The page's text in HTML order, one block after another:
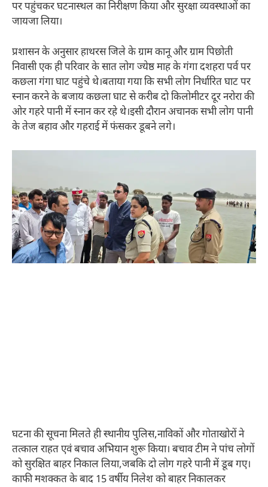
पर पहुंचकर घटनास्थल का निरीक्षण किया और सुरक्षा व्यवस्थाओं का
जायजा लिया।
प्रशासन के अनुसार हाथरस जिले के ग्राम कानू और ग्राम पिछोती
निवासी एक ही परिवार के सात लोग ज्येष्ठ माह के गंगा दशहरा पर्व पर
कछला गंगा घाट पहुंचे थे।बताया गया कि सभी लोग निर्धारित घाट पर
स्नान करने के बजाय कछला घाट से करीब दो किलोमीटर दूर नरोरा की
ओर गहरे पानी में स्नान कर रहे थे।इसी दौरान अचानक सभी लोग पानी
के तेज बहाव और गहराई में फंसकर डूबने लगे।
घटना की सूचना मिलते ही स्थानीय पुलिस,नाविकों और गोताखोरों ने
तत्काल राहत एवं बचाव अभियान शुरू किया। बचाव टीम ने पांच लोगों
को सुरक्षित बाहर निकाल लिया,जबकि दो लोग गहरे पानी में डूब गए।
काफी मशक्कत के बाद 15 वर्षीय निलेश को बाहर निकालकर